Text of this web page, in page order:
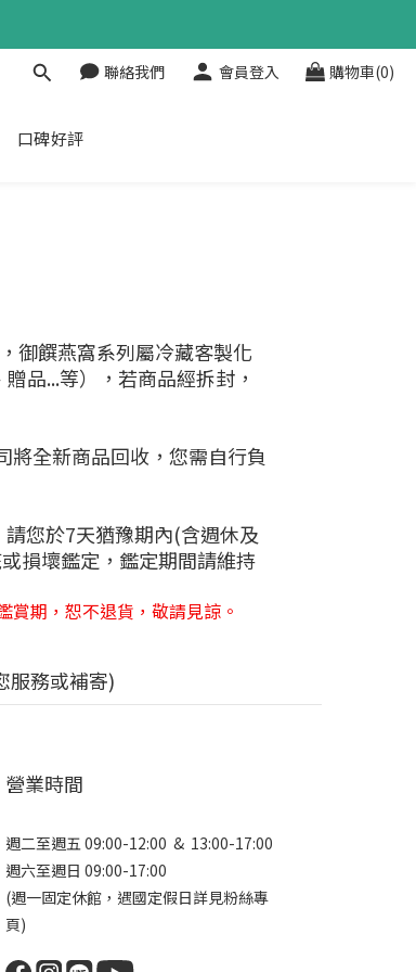
聯絡我們 會員登入 購物車(0)
口碑好評
御饌燕窩系列屬冷藏客製化
品...等），若商品經拆封，
全新商品回收，您需自行負
您於7天猶豫期內(含週休及
損壞鑑定，鑑定期間請維持
期，恕不退貨，敬請見諒。
服務或補寄)
營業時間
週二至週五 09:00-12:00 & 13:00-17:00
週六至週日 09:00-17:00
(週一固定休館，遇國定假日詳見粉絲專
頁)